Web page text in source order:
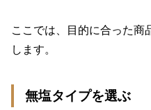
ここでは、目的に合った商
します。
無塩タイプを選ぶ